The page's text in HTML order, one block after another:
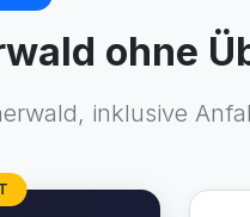
ohne
inklusive